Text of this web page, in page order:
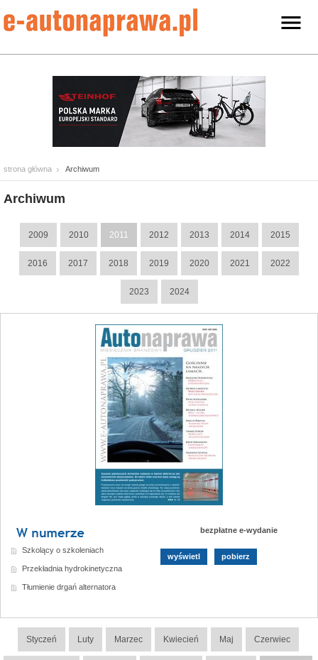
strona główna Archiwum
Archiwum
2009 2010 2011 2012 2013 2014 2015
2016 2017 2018 2019 2020 2021 2022
2023 2024
Szkolący o szkoleniach
Przekładnia hydrokinetyczna
Tłumienie drgań alternatora
bezpłatne e-wydanie
wyświetl pobierz
Styczeń Luty Marzec Kwiecień Maj Czerwiec